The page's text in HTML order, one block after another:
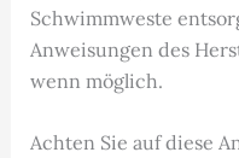
Schwimmweste
Anweisungen des
wenn möglich.
Achten Sie auf diese